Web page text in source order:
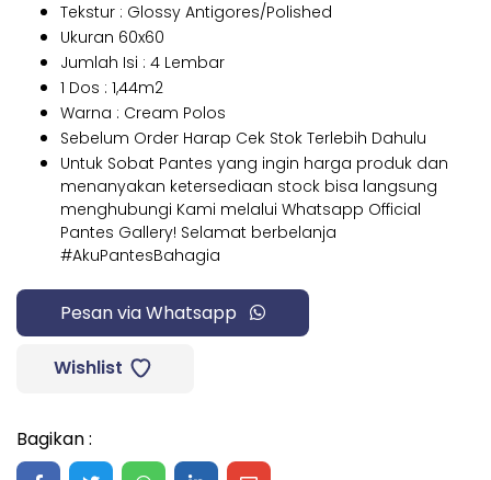
Tekstur : Glossy Antigores/Polished
Ukuran 60x60
Jumlah Isi : 4 Lembar
1 Dos : 1,44m2
Warna : Cream Polos
Sebelum Order Harap Cek Stok Terlebih Dahulu
Untuk Sobat Pantes yang ingin harga produk dan
menanyakan ketersediaan stock bisa langsung
menghubungi Kami melalui Whatsapp Official
Pantes Gallery! Selamat berbelanja
#AkuPantesBahagia
Pesan via Whatsapp
Wishlist
Bagikan :